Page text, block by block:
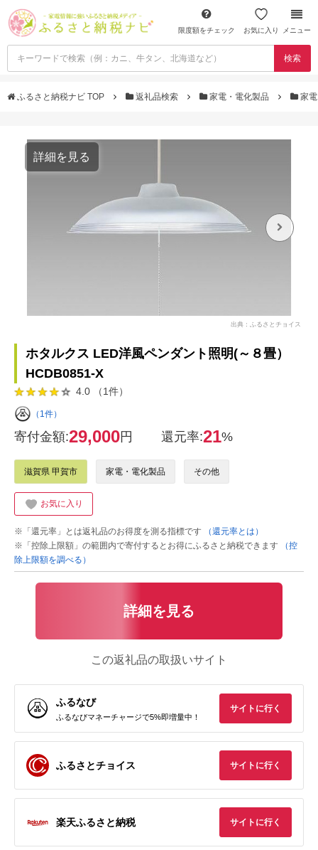
限度額をチェック お気に入り メニュー
検索
ふるさと納税ナビ TOP 返礼品検索 家電・電化製品 家電
詳細を見る
出典：ふるさとチョイス
ホタルクス LED洋風ペンダント照明(～８畳）
HCDB0851-X
4.0 （1件）
（1件）
寄付金額:29,000円 還元率:21%
滋賀県 甲賀市 家電・電化製品 その他
お気に入り
※「還元率」とは返礼品のお得度を測る指標です
（還元率とは）
※「控除上限額」の範囲内で寄付するとお得にふるさと納税できます
（控
除上限額を調べる）
詳細を見る
この返礼品の取扱いサイト
ふるなび
ふるなびマネーチャージで5%即増量中！
サイトに行く
ふるさとチョイス サイトに行く
楽天ふるさと納税 サイトに行く